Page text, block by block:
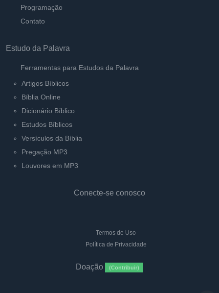
Programação
Contato
Estudo da Palavra
Ferramentas para Estudos da Palavra
Artigos Bíblicos
Bíblia Online
Dicionário Bíblico
Estudos Bíblicos
Versículos da Bíblia
Pregação MP3
Louvores em MP3
Conecte-se conosco
Termos de Uso
Política de Privacidade
Doação (Contribuir)